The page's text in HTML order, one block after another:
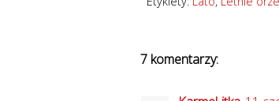
7 komentarzy: